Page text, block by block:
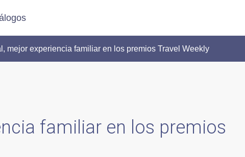
mejor experiencia familiar en los premios Travel Weekly
familiar en los premios